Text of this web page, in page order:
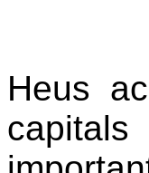
Heus
capitals